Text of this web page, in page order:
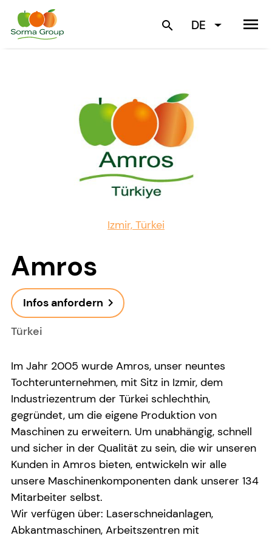
search DE menu
Izmir, Türkei
Amros
Infos anfordern navigate_next
Türkei
Im Jahr 2005 wurde Amros, unser neuntes
Tochterunternehmen, mit Sitz in Izmir, dem
Industriezentrum der Türkei schlechthin,
gegründet, um die eigene Produktion von
Maschinen zu erweitern. Um unabhängig, schnell
und sicher in der Qualität zu sein, die wir unseren
Kunden in Amros bieten, entwickeln wir alle
unsere Maschinenkomponenten dank unserer 134
Mitarbeiter selbst.
Wir verfügen über: Laserschneidanlagen,
Abkantmaschinen, Arbeitszentren mit